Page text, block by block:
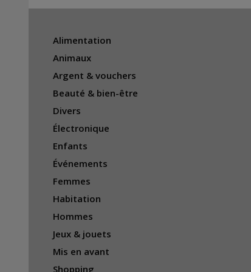
Alimentation
Animaux
Argent & vouchers
Beauté & bien-être
Divers
Électronique
Enfants
Événements
Femmes
Habitation
Hommes
Jeux & jouets
Mis en avant
Shopping